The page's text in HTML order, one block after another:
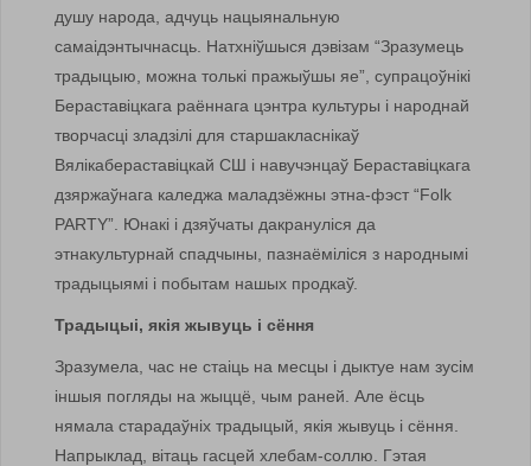
душу народа, адчуць нацыянальную
самаідэнтычнасць. Натхніўшыся дэвізам “Зразумець
традыцыю, можна толькі пражыўшы яе”, супрацоўнікі
Бераставіцкага раённага цэнтра культуры і народнай
творчасці зладзілі для старшакласнікаў
Вялікабераставіцкай СШ і навучэнцаў Бераставіцкага
дзяржаўнага каледжа маладзёжны этна-фэст “Folk
PARTY”. Юнакі і дзяўчаты дакрануліся да
этнакультурнай спадчыны, пазнаёміліся з народнымі
традыцыямі і побытам нашых продкаў.
Традыцыі, якія жывуць і сёння
Зразумела, час не стаіць на месцы і дыктуе нам зусім
іншыя погляды на жыццё, чым раней. Але ёсць
нямала старадаўніх традыцый, якія жывуць і сёння.
Напрыклад, вітаць гасцей хлебам-соллю. Гэтая